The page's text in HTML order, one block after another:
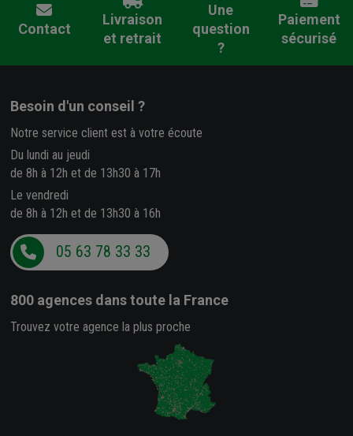
Contact
Livraison
et retrait
Une
question
?
Paiement
sécurisé
Besoin d'un conseil ?
Notre service client est à votre écoute
Du lundi au jeudi
de 8h à 12h et de 13h30 à 17h
Le vendredi
de 8h à 12h et de 13h30 à 16h
05 63 78 33 33
800 agences dans toute la France
Trouvez votre agence la plus proche